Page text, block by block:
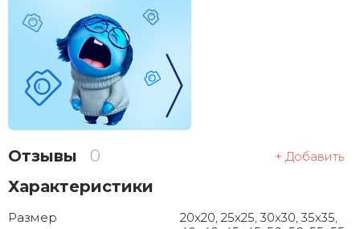
Отзывы 0 + Добавить
Характеристики
Размер
20x20, 25x25, 30x30, 35x35,